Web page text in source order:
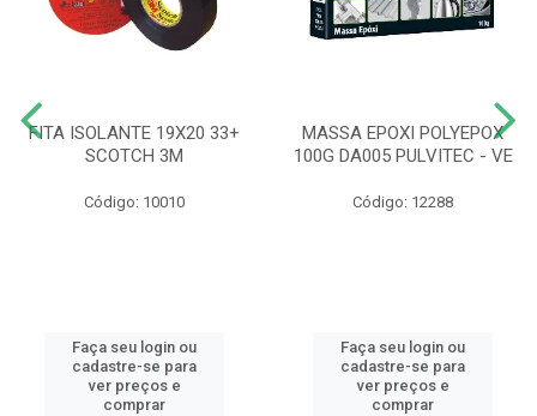
FITA ISOLANTE 19X20 33+
SCOTCH 3M
Código: 10010
Faça seu login ou
cadastre-se para
ver preços e
comprar
MASSA EPOXI POLYEPOX
100G DA005 PULVITEC - VE
Código: 12288
Faça seu login ou
cadastre-se para
ver preços e
comprar